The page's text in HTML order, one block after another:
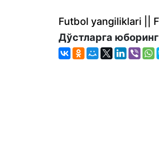
Futbol yangiliklari ||
Дўстларга